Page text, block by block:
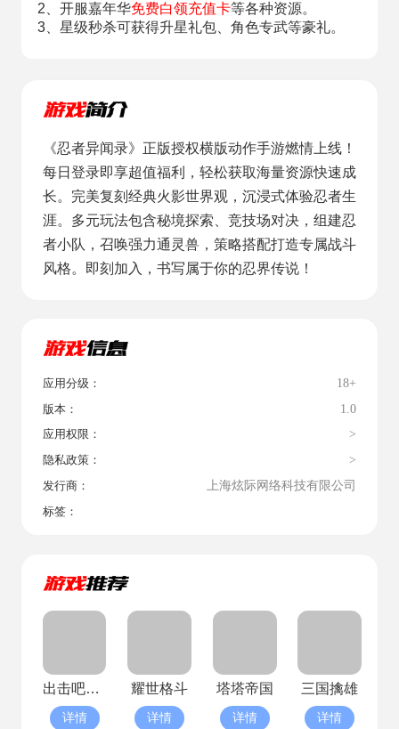
2、开服嘉年华免费白领充值卡等各种资源。
3、星级秒杀可获得升星礼包、角色专武等豪礼。
《忍者异闻录》正版授权横版动作手游燃情上线！
每日登录即享超值福利，轻松获取海量资源快速成
长。完美复刻经典火影世界观，沉浸式体验忍者生
涯。多元玩法包含秘境探索、竞技场对决，组建忍
者小队，召唤强力通灵兽，策略搭配打造专属战斗
风格。即刻加入，书写属于你的忍界传说！
应用分级： 18+
版本： 1.0
应用权限： >
隐私政策： >
发行商： 上海炫际网络科技有限公司
标签：
出击吧主公(已停服)
详情
耀世格斗
详情
塔塔帝国
详情
三国擒雄
详情